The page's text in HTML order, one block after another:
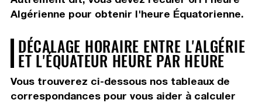
Algérienne pour obtenir l'heure Équatorienne.
DÉCALAGE HORAIRE ENTRE L'ALGÉRIE
ET L'ÉQUATEUR HEURE PAR HEURE
Vous trouverez ci-dessous nos tableaux de
correspondances pour vous aider à calculer